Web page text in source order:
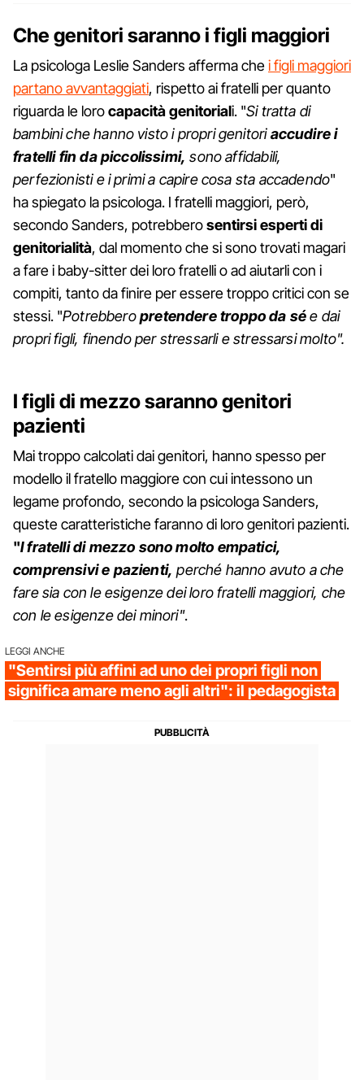
Che genitori saranno i figli maggiori
La psicologa Leslie Sanders afferma chei figli maggiori
partano avvantaggiati, rispetto ai fratelli per quanto
riguarda le lorocapacità genitoriali. "Si tratta di
bambini che hanno visto i propri genitoriaccudire i
fratelli fin da piccolissimi, sono affidabili,
perfezionisti e i primi a capire cosa sta accadendo"
ha spiegato la psicologa. I fratelli maggiori, però,
secondo Sanders, potrebberosentirsi esperti di
genitorialità, dal momento che si sono trovati magari
a fare i baby-sitter dei loro fratelli o ad aiutarli con i
compiti, tanto da finire per essere troppo critici con se
stessi. "Potrebberopretendere troppo da sée dai
propri figli, finendo per stressarli e stressarsi molto".
I figli di mezzo saranno genitori
pazienti
Mai troppo calcolati dai genitori, hanno spesso per
modello il fratello maggiore con cui intessono un
legame profondo, secondo la psicologa Sanders,
queste caratteristiche faranno di loro genitori pazienti.
"I fratelli di mezzo sono molto empatici,
comprensivi e pazienti, perché hanno avuto a che
fare sia con le esigenze dei loro fratelli maggiori, che
con le esigenze dei minori".
LEGGI ANCHE
"Sentirsi più affini ad uno dei propri figli non
significa amare meno agli altri": il pedagogista